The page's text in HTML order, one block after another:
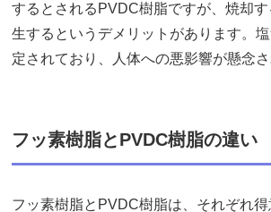
するとされるPVDC樹脂ですが、焼却
生するというデメリットがあります。
定されており、人体への悪影響が懸念さ
フッ素樹脂とPVDC樹脂の違い
フッ素樹脂とPVDC樹脂は、それぞれ